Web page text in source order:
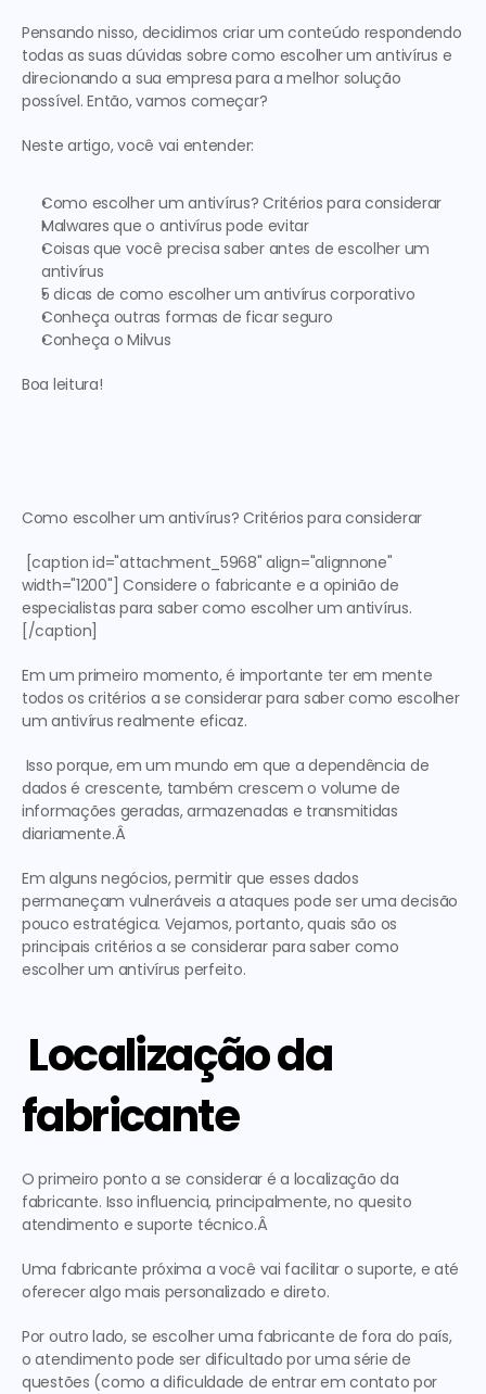
Pensando nisso, decidimos criar um conteúdo respondendo
todas as suas dúvidas sobre como escolher um antivírus e
direcionando a sua empresa para a melhor solução
possível. Então, vamos começar?
Neste artigo, você vai entender:
Como escolher um antivírus? Critérios para considerar
Malwares que o antivírus pode evitar
Coisas que você precisa saber antes de escolher um
antivírus
5 dicas de como escolher um antivírus corporativo
Conheça outras formas de ficar seguro
Conheça o Milvus
Boa leitura!
Como escolher um antivírus? Critérios para considerar
width="1200"] Considere o fabricante e a opinião de
especialistas para saber como escolher um antivírus.
[/caption]
Em um primeiro momento, é importante ter em mente
todos os critérios a se considerar para saber como escolher
um antivírus realmente eficaz.
Isso porque, em um mundo em que a dependência de
dados é crescente, também crescem o volume de
informações geradas, armazenadas e transmitidas
diariamente.Â
Em alguns negócios, permitir que esses dados
permaneçam vulneráveis a ataques pode ser uma decisão
pouco estratégica. Vejamos, portanto, quais são os
principais critérios a se considerar para saber como
escolher um antivírus perfeito.
fabricante
O primeiro ponto a se considerar é a localização da
fabricante. Isso influencia, principalmente, no quesito
atendimento e suporte técnico.Â
Uma fabricante próxima a você vai facilitar o suporte, e até
oferecer algo mais personalizado e direto.
Por outro lado, se escolher uma fabricante de fora do país,
o atendimento pode ser dificultado por uma série de
questões (como a dificuldade de entrar em contato por